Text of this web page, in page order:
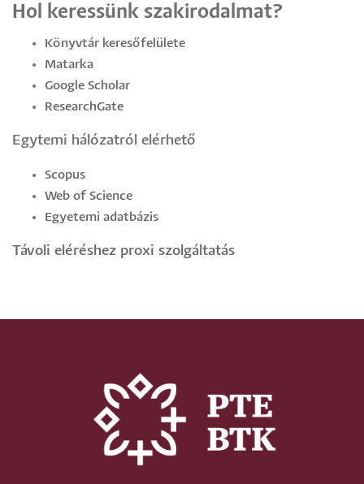
Hol keressünk szakirodalmat?
Könyvtár keresőfelülete
Matarka
Google Scholar
ResearchGate
Egytemi hálózatról elérhető
Scopus
Web of Science
Egyetemi adatbázis
Távoli eléréshez proxi szolgáltatás